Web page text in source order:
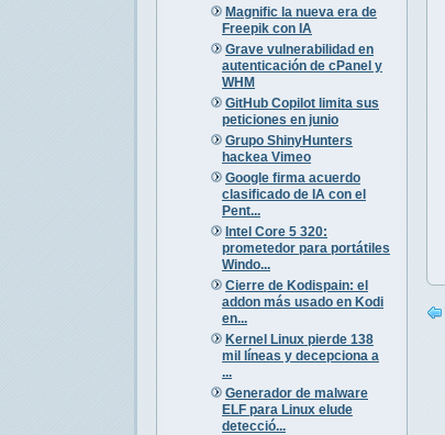
Magnific la nueva era de
Freepik con IA
Grave vulnerabilidad en
autenticación de cPanel y
WHM
GitHub Copilot limita sus
peticiones en junio
Grupo ShinyHunters
hackea Vimeo
Google firma acuerdo
clasificado de IA con el
Pent...
Intel Core 5 320:
prometedor para portátiles
Windo...
Cierre de Kodispain: el
addon más usado en Kodi
en...
Kernel Linux pierde 138
mil líneas y decepciona a
...
Generador de malware
ELF para Linux elude
detecció...